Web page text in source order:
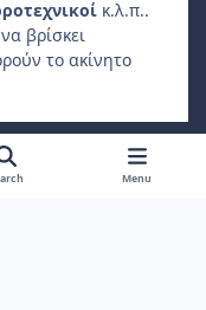
κ.λ.π..
βρίσκει
το ακίνητο
f
Menu